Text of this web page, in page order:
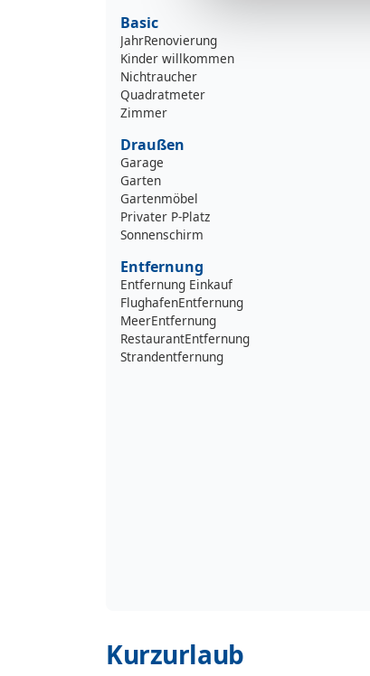
Basic
JahrRenovierung
Kinder willkommen
Nichtraucher
Quadratmeter
Zimmer
Draußen
Garage
Garten
Gartenmöbel
Privater P-Platz
Sonnenschirm
Entfernung
Entfernung Einkauf
FlughafenEntfernung
MeerEntfernung
RestaurantEntfernung
Strandentfernung
Kurzurlaub